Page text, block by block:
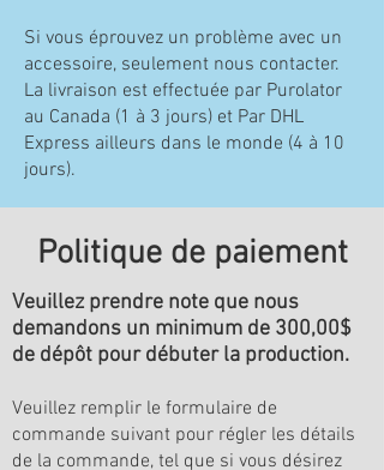
Si vous éprouvez un problème avec un
accessoire, seulement nous contacter.
La livraison est effectuée par Purolator
au Canada (1 à 3 jours) et Par DHL
Express ailleurs dans le monde (4 à 10
jours).
Politique de paiement
Veuillez prendre note que nous
demandons un minimum de 300,00$
de dépôt pour débuter la production.
Veuillez remplir le formulaire de
commande suivant pour régler les détails
de la commande, tel que si vous désirez